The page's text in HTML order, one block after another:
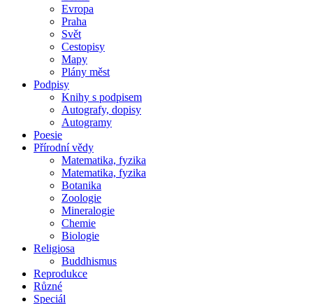
Evropa
Praha
Svět
Cestopisy
Mapy
Plány měst
Podpisy
Knihy s podpisem
Autografy, dopisy
Autogramy
Poesie
Přírodní vědy
Matematika, fyzika
Matematika, fyzika
Botanika
Zoologie
Mineralogie
Chemie
Biologie
Religiosa
Buddhismus
Reprodukce
Různé
Speciál